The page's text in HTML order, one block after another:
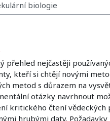
přehled nejčastěji
kteří si chtějí novými
metod s důrazem na
otázky navrhnout
kritického čtení
hrubými daty.